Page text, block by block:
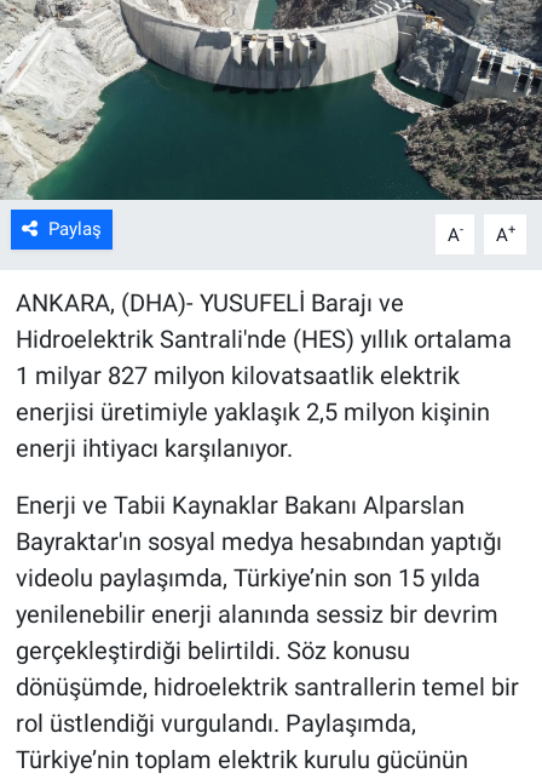
Paylaş A- A+
ANKARA, (DHA)- YUSUFELİ Barajı ve
Hidroelektrik Santrali'nde (HES) yıllık ortalama
1 milyar 827 milyon kilovatsaatlik elektrik
enerjisi üretimiyle yaklaşık 2,5 milyon kişinin
enerji ihtiyacı karşılanıyor.
Enerji ve Tabii Kaynaklar Bakanı Alparslan
Bayraktar'ın sosyal medya hesabından yaptığı
videolu paylaşımda, Türkiye’nin son 15 yılda
yenilenebilir enerji alanında sessiz bir devrim
gerçekleştirdiği belirtildi. Söz konusu
dönüşümde, hidroelektrik santrallerin temel bir
rol üstlendiği vurgulandı. Paylaşımda,
Türkiye’nin toplam elektrik kurulu gücünün
Kültür Sanat
Bilim ve Teknoloji
Genel